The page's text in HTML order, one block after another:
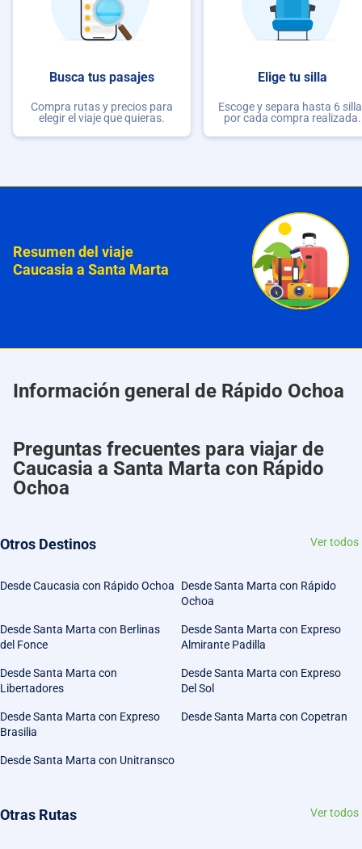
Busca tus pasajes
Compra rutas y precios para
elegir el viaje que quieras.
Elige tu silla
Escoge y separa hasta 6
por cada compra realizada.
Resumen del viaje
Caucasia a Santa Marta
Información general de Rápido Ochoa
Preguntas frecuentes para viajar de
Caucasia a Santa Marta con Rápido
Ochoa
Otros Destinos Ver todos
Desde Caucasia con Rápido Ochoa
Desde Santa Marta con Rápido
Ochoa
Desde Santa Marta con Berlinas
del Fonce
Desde Santa Marta con Expreso
Almirante Padilla
Desde Santa Marta con
Libertadores
Desde Santa Marta con Expreso
Del Sol
Desde Santa Marta con Expreso
Brasilia
Desde Santa Marta con Copetran
Desde Santa Marta con Unitransco
Otras Rutas Ver todos